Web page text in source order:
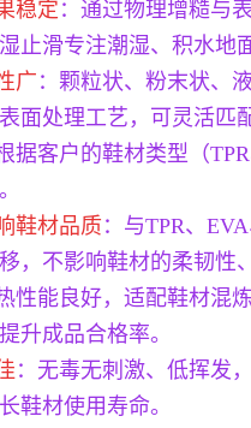
稳定：通过物理增糙与
止滑专注潮湿、积水地
广 ：颗粒状、粉末状、
面处理工艺，可灵活匹
据客户的鞋材类型（
鞋材品质 ：与TPR、
，不影响鞋材的柔韧性
性能良好，适配鞋材混
升成品合格率。
：无毒无刺激、低挥发
鞋材使用寿命。